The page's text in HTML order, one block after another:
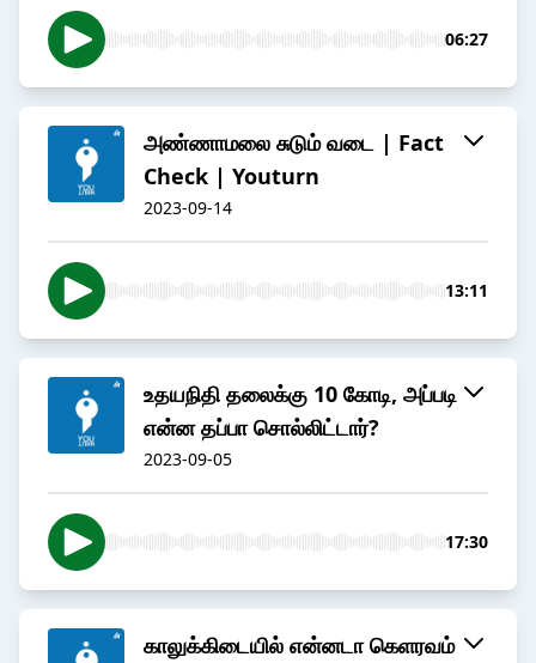
06:27
அண்ணாமலை சுடும் வடை | Fact
Check | Youturn
2023-09-14
13:11
உதயநிதி தலைக்கு 10 கோடி, அப்படி
என்ன தப்பா சொல்லிட்டார்?
2023-09-05
17:30
காலுக்கிடையில் என்னடா கெளரவம்